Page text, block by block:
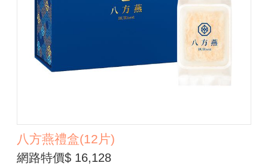
八方燕禮盒(12片)
網路特價$ 16,128